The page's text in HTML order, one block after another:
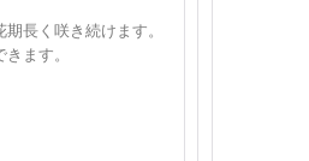
長く咲き続けます。
きます。